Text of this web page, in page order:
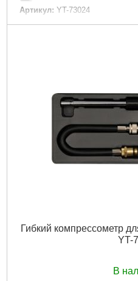
Артикул: YT-73024
Код товара: 22.66.82
Гибкий компрессометр
YT-
В